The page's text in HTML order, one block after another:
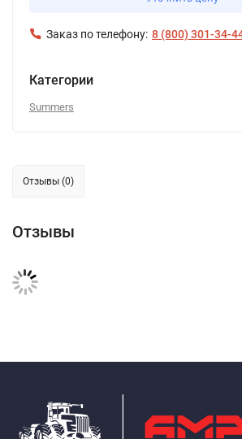
Заказ по телефону: 8 (800) 301-34-
Категории
Summers
Отзывы (0)
Отзывы